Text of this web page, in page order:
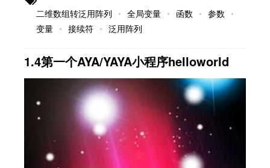
二维数组转泛用阵列 全局变量 函数
参数
变量
接续符 泛用阵列
1.4第一个AYA/YAYA小程序helloworld